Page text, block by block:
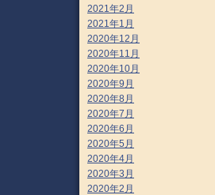
2021年2月
2021年1月
2020年12月
2020年11月
2020年10月
2020年9月
2020年8月
2020年7月
2020年6月
2020年5月
2020年4月
2020年3月
2020年2月